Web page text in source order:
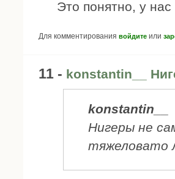
Это понятно, у
Для комментирования войдите или
11 - konstantin__
konstantin__
Нигеры не
тяжеловато